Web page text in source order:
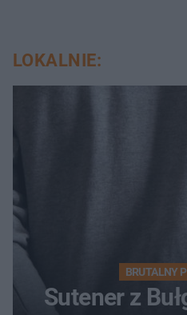
LOKALNIE:
BRUTALNY
Sutener z